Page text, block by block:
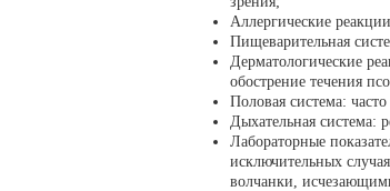
Аллергические
Пищеварительная
Дерматологические
обострение течения
Половая система:
Дыхательная система:
Лабораторные
исключительных
волчанки,